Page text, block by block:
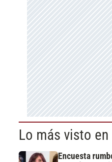
Lo más visto en
Encuesta